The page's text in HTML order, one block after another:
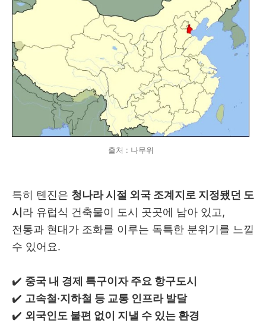
출처 : 나무위
특히 톈진은 청나라 시절 외국 조계지로 지정됐던 도
시 라 유럽식 건축물이 도시 곳곳에 남아 있고,
전통과 현대가 조화를 이루는 독특한 분위기를 느낄
수 있어요.
✔️ 중국 내 경제 특구이자 주요 항구도시
✔️ 고속철·지하철 등 교통 인프라 발달
✔️ 외국인도 불편 없이 지낼 수 있는 환경